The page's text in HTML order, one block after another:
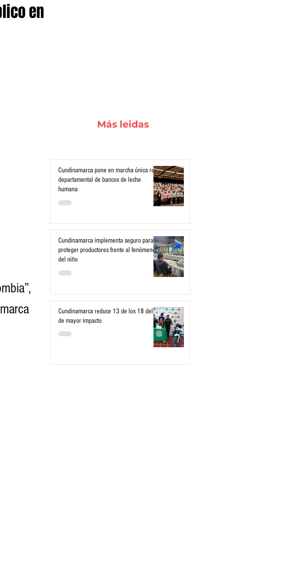
en
Más leidas
Cundinamarca pone en marcha única red
departamental de bancos de leche
humana
Cundinamarca implementa seguro para
proteger productores frente al fenómeno
del niño
Cundinamarca reduce 13 de los 18 delitos
de mayor impacto